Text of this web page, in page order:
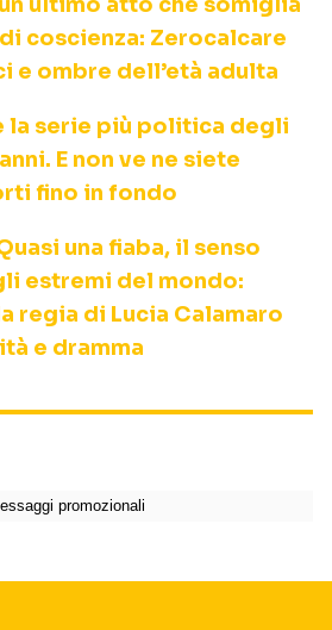
coscienza: Zerocalcare
e ombre dell’età adulta
la serie più politica degli
E non ve ne siete
fino in fondo
una fiaba, il senso
estremi del mondo:
regia di Lucia Calamaro
e dramma